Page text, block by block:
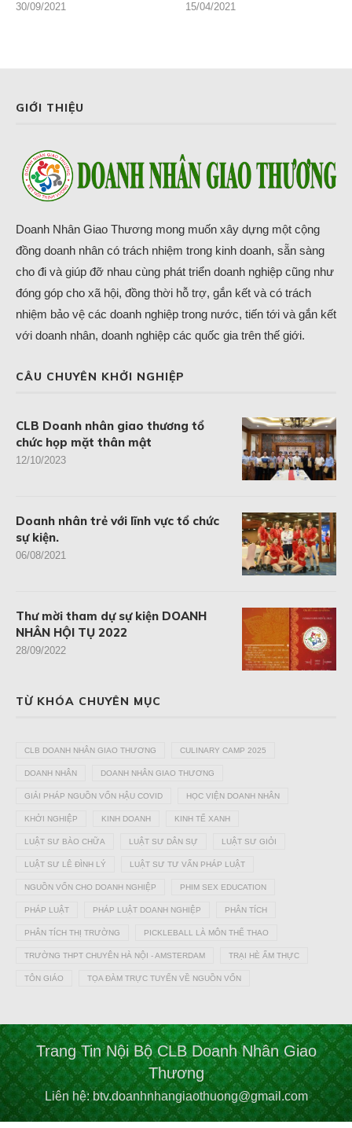
30/09/2021 15/04/2021
GIỚI THIỆU
Doanh Nhân Giao Thương mong muốn xây dựng một cộng
đồng doanh nhân có trách nhiệm trong kinh doanh, sẵn sàng
cho đi và giúp đỡ nhau cùng phát triển doanh nghiệp cũng như
đóng góp cho xã hội, đồng thời hỗ trợ, gắn kết và có trách
nhiệm bảo vệ các doanh nghiệp trong nước, tiến tới và gắn kết
với doanh nhân, doanh nghiệp các quốc gia trên thế giới.
CÂU CHUYÊN KHỞI NGHIỆP
CLB Doanh nhân giao thương tổ
chức họp mặt thân mật
12/10/2023
Doanh nhân trẻ với lĩnh vực tổ chức
sự kiện.
06/08/2021
Thư mời tham dự sự kiện DOANH
NHÂN HỘI TỤ 2022
28/09/2022
TỪ KHÓA CHUYÊN MỤC
CLB DOANH NHÂN GIAO THƯƠNG CULINARY CAMP 2025
DOANH NHÂN DOANH NHÂN GIAO THƯƠNG
GIẢI PHÁP NGUỒN VỐN HẬU COVID HỌC VIỆN DOANH NHÂN
KHỞI NGHIỆP KINH DOANH KINH TẾ XANH
LUẬT SƯ BÀO CHỮA LUẬT SƯ DÂN SỰ LUẬT SƯ GIỎI
LUẬT SƯ LÊ ĐÌNH LÝ LUẬT SƯ TƯ VẤN PHÁP LUẬT
NGUỒN VỐN CHO DOANH NGHIỆP PHIM SEX EDUCATION
PHÁP LUẬT PHÁP LUẬT DOANH NGHIỆP PHÂN TÍCH
PHÂN TÍCH THỊ TRƯỜNG PICKLEBALL LÀ MÔN THỂ THAO
TRƯỜNG THPT CHUYÊN HÀ NỘI - AMSTERDAM TRẠI HÈ ẨM THỰC
TÔN GIÁO TỌA ĐÀM TRỰC TUYẾN VỀ NGUỒN VỐN
Trang Tin Nội Bộ CLB Doanh Nhân Giao
Thương
Liên hệ: btv.doanhnhangiaothuong@gmail.com